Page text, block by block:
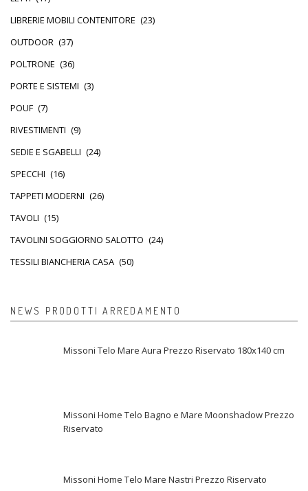
LIBRERIE MOBILI CONTENITORE (23)
OUTDOOR (37)
POLTRONE (36)
PORTE E SISTEMI (3)
POUF (7)
RIVESTIMENTI (9)
SEDIE E SGABELLI (24)
SPECCHI (16)
TAPPETI MODERNI (26)
TAVOLI (15)
TAVOLINI SOGGIORNO SALOTTO (24)
TESSILI BIANCHERIA CASA (50)
NEWS PRODOTTI ARREDAMENTO
Missoni Telo Mare Aura Prezzo Riservato 180x140 cm
Missoni Home Telo Bagno e Mare Moonshadow Prezzo
Riservato
Missoni Home Telo Mare Nastri Prezzo Riservato